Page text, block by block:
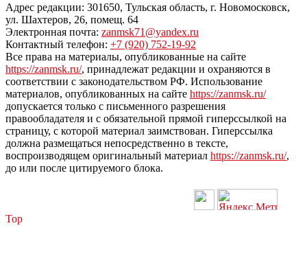
Адрес редакции: 301650, Тульская область, г. Новомосковск,
ул. Шахтеров, 26, помещ. 64
Электронная почта: zanmsk71@yandex.ru
Контактный телефон: +7 (920) 752-19-92
Все права на материалы, опубликованные на сайте
https://zanmsk.ru/, принадлежат редакции и охраняются в
соответствии с законодательством РФ. Использование
материалов, опубликованных на сайте https://zanmsk.ru/
допускается только с письменного разрешения
правообладателя и с обязательной прямой гиперссылкой на
страницу, с которой материал заимствован. Гиперссылка
должна размещаться непосредственно в тексте,
воспроизводящем оригинальный материал https://zanmsk.ru/,
до или после цитируемого блока.
Top